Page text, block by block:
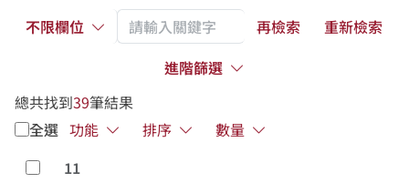
不限欄位 再檢索
重新檢索
進階篩選
總共找到39筆結果
全選 功能 排序
數量
勾選
11